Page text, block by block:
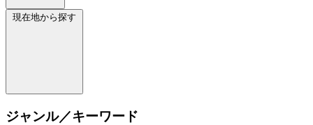
現在地から探す
ジャンル／キーワード